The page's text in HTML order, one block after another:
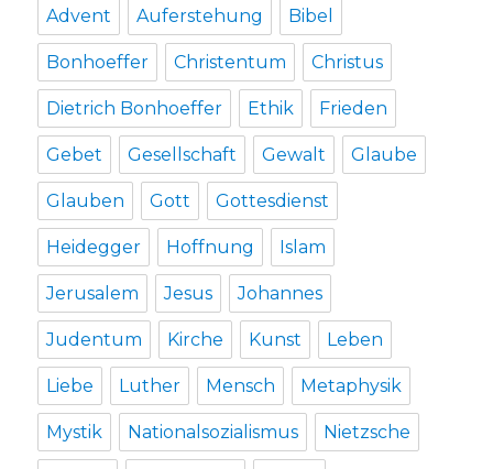
Advent Auferstehung Bibel
Bonhoeffer Christentum Christus
Dietrich Bonhoeffer Ethik Frieden
Gebet Gesellschaft Gewalt Glaube
Glauben Gott Gottesdienst
Heidegger Hoffnung Islam
Jerusalem Jesus Johannes
Judentum Kirche Kunst Leben
Liebe Luther Mensch Metaphysik
Mystik Nationalsozialismus Nietzsche